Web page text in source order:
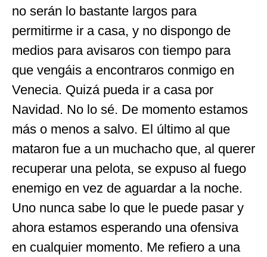
no serán lo bastante largos para
permitirme ir a casa, y no dispongo de
medios para avisaros con tiempo para
que vengáis a encontraros conmigo en
Venecia. Quizá pueda ir a casa por
Navidad. No lo sé. De momento estamos
más o menos a salvo. El último al que
mataron fue a un muchacho que, al querer
recuperar una pelota, se expuso al fuego
enemigo en vez de aguardar a la noche.
Uno nunca sabe lo que le puede pasar y
ahora estamos esperando una ofensiva
en cualquier momento. Me refiero a una